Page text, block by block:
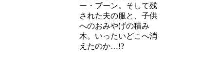
ー・ブーン。そして残
された夫の服と、子供
へのおみやげの積み
木。いったいどこへ消
えたのか…!?